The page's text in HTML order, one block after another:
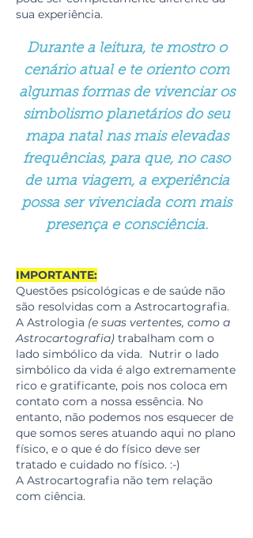
sua experiência.
Durante a leitura, te mostro o
cenário atual e te oriento com
algumas formas de vivenciar os
simbolismo planetários do seu
mapa natal nas mais elevadas
frequências, para que, no caso
de uma viagem, a experiência
possa ser vivenciada com mais
presença e consciência.
IMPORTANTE:
Questões psicológicas e de saúde não
são resolvidas com a Astrocartografia.
A Astrologia (e suas vertentes, como a
Astrocartografia) trabalham com o
lado simbólico da vida. Nutrir o lado
simbólico da vida é algo extremamente
rico e gratificante, pois nos coloca em
contato com a nossa essência. No
entanto, não podemos nos esquecer de
que somos seres atuando aqui no plano
físico, e o que é do físico deve ser
tratado e cuidado no físico. :-)
A Astrocartografia não tem relação
com ciência.